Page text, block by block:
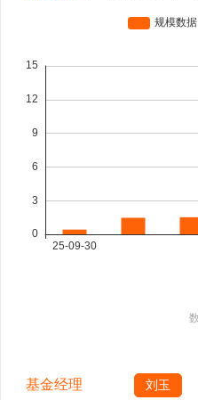
基金经理 刘玉